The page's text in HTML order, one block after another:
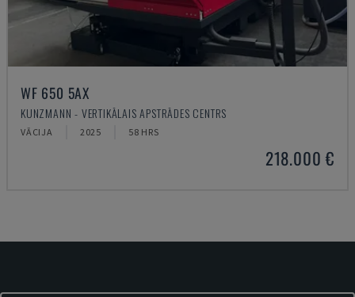
WF 650 5AX
KUNZMANN - VERTIKĀLAIS APSTRĀDES CENTRS
VĀCIJA 2025 58 HRS
218.000 €